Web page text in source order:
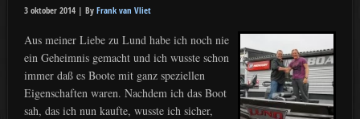
3 oktober 2014 | By Frank van Vliet
Aus meiner Liebe zu Lund habe ich noch nie
ein Geheimnis gemacht und ich wusste schon
immer daß es Boote mit ganz speziellen
Eigenschaften waren. Nachdem ich das Boot
sah, das ich nun kaufte, wusste ich sicher,